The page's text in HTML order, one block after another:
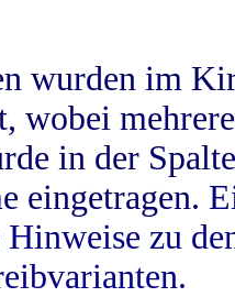
wurden im
wobei
in der
eingetragen.
zu